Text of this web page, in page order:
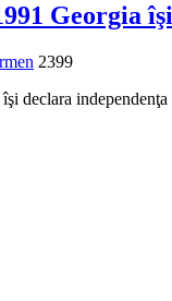
Georgia
2399
declara